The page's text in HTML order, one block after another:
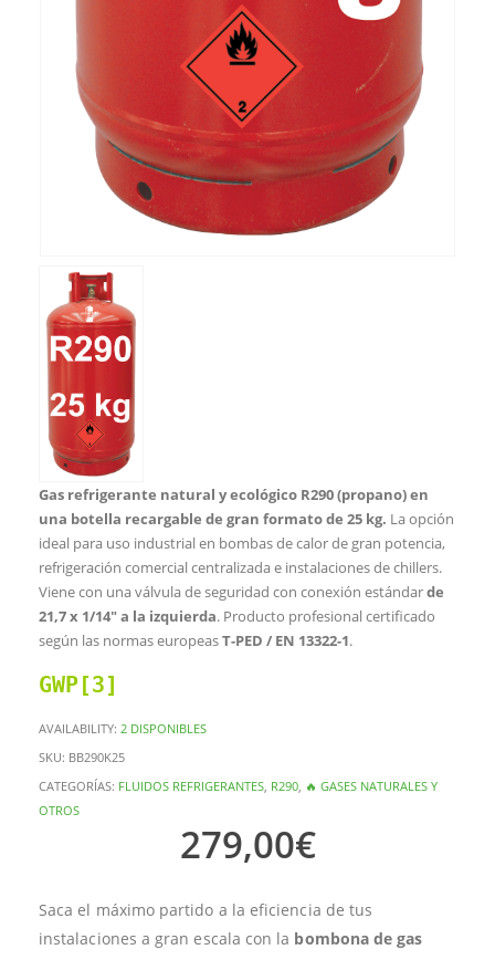
Gas refrigerante natural y ecológico R290 (propano) en
una botella recargable de gran formato de 25 kg. La opción
ideal para uso industrial en bombas de calor de gran potencia,
refrigeración comercial centralizada e instalaciones de chillers.
Viene con una válvula de seguridad con conexión estándarde
21,7 x 1/14″ a la izquierda. Producto profesional certificado
según las normas europeasT-PED / EN 13322-1.
GWP[3]
AVAILABILITY: 2 DISPONIBLES
SKU: BB290K25
CATEGORÍAS: FLUIDOS REFRIGERANTES R290 🔥 GASES NATURALES Y
OTROS
279,00€
Saca el máximo partido a la eficiencia de tus
instalaciones a gran escala con la bombona de gas